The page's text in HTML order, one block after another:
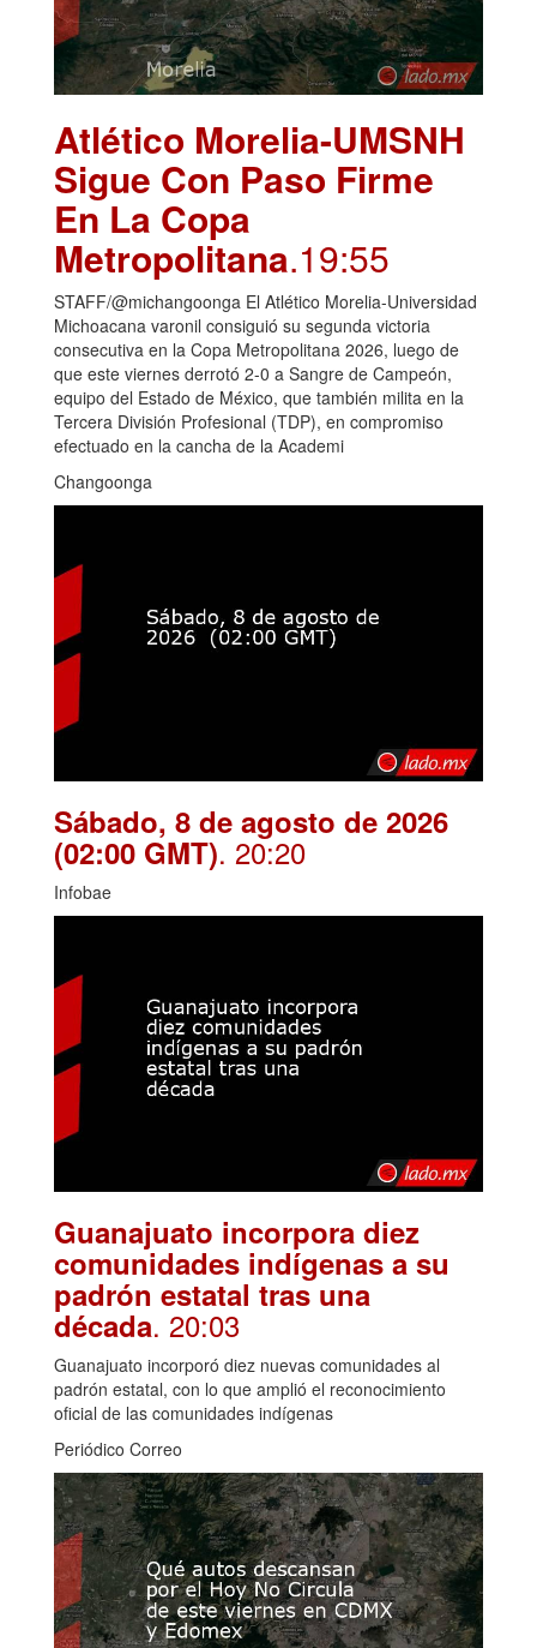
Atlético Morelia-UMSNH
Sigue Con Paso Firme
En La Copa
Metropolitana.19:55
STAFF/@michangoonga El Atlético Morelia-Universidad
Michoacana varonil consiguió su segunda victoria
consecutiva en la Copa Metropolitana 2026, luego de
que este viernes derrotó 2-0 a Sangre de Campeón,
equipo del Estado de México, que también milita en la
Tercera División Profesional (TDP), en compromiso
efectuado en la cancha de la Academi
Changoonga
Sábado, 8 de agosto de 2026
(02:00 GMT). 20:20
Infobae
Guanajuato incorpora diez
comunidades indígenas a su
padrón estatal tras una
década. 20:03
Guanajuato incorporó diez nuevas comunidades al
padrón estatal, con lo que amplió el reconocimiento
oficial de las comunidades indígenas
Periódico Correo